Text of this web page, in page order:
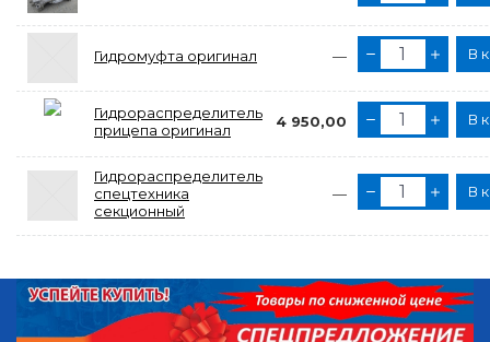
Гидромуфта оригинал — В
Гидрораспределитель
прицепа оригинал
4 950,00 В
Гидрораспределитель
спецтехника
секционный
— В